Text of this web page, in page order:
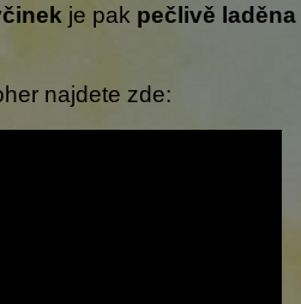
je pak pečlivě laděna
najdete zde: